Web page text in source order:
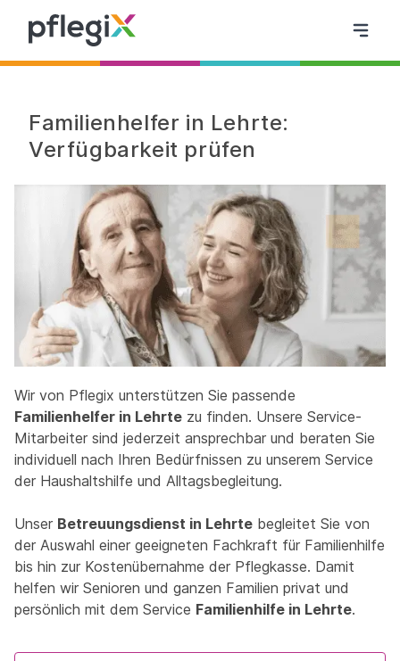
Familienhelfer in Lehrte:
Verfügbarkeit prüfen
Wir von Pflegix unterstützen Sie passende
Familienhelfer in Lehrte zu finden. Unsere Service-
Mitarbeiter sind jederzeit ansprechbar und beraten Sie
individuell nach Ihren Bedürfnissen zu unserem Service
der Haushaltshilfe und Alltagsbegleitung.
Unser Betreuungsdienst in Lehrte begleitet Sie von
der Auswahl einer geeigneten Fachkraft für Familienhilfe
bis hin zur Kostenübernahme der Pflegkasse. Damit
helfen wir Senioren und ganzen Familien privat und
persönlich mit dem Service Familienhilfe in Lehrte.